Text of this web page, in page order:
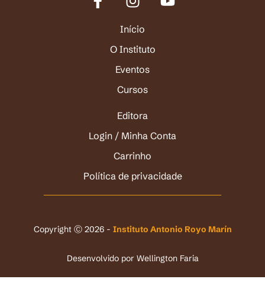
Início
O Instituto
Eventos
Cursos
Editora
Login / Minha Conta
Carrinho
Política de privacidade
Copyright Ⓒ 2026 - Instituto Antonio Royo Marín
Desenvolvido por Wellington Faria